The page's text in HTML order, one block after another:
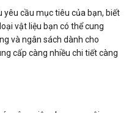
yêu cầu mục tiêu của bạn, biết
vật liệu bạn có thể cung
và ngân sách dành cho
cấp càng nhiều chi tiết càng